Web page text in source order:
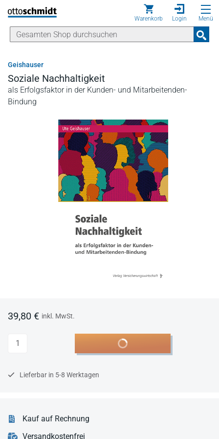
Direkt zum Inhalt
Warenkorb Login Menü
Geishauser
Soziale Nachhaltigkeit
als Erfolgsfaktor in der Kunden- und Mitarbeitenden-
Bindung
39,80 € inkl. MwSt.
Anzahl In den Warenkorb
Lieferbar in 5-8 Werktagen
Kauf auf Rechnung
Versandkostenfrei